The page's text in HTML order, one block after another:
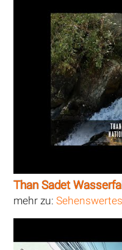
Than Sadet Wasserfall
mehr zu: